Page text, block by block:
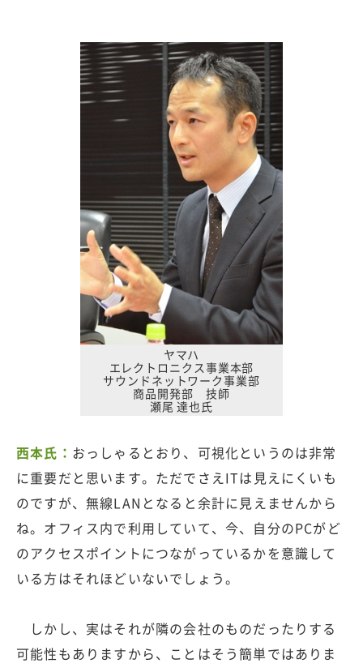
ヤマハ
エレクトロニクス事業本部
サウンドネットワーク事業部
商品開発部 技師
瀬尾 達也氏
西本氏： おっしゃるとおり、可視化というのは非常
に重要だと思います。ただでさえITは見えにくいも
のですが、無線LANとなると余計に見えませんから
ね。オフィス内で利用していて、今、自分のPCがど
のアクセスポイントにつながっているかを意識して
いる方はそれほどいないでしょう。
しかし、実はそれが隣の会社のものだったりする
可能性もありますから、ことはそう簡単ではありま